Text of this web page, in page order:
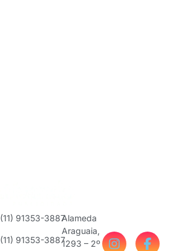
(11) 91353-3887
(11) 91353-3887
Alameda
Araguaia,
1293 – 2º